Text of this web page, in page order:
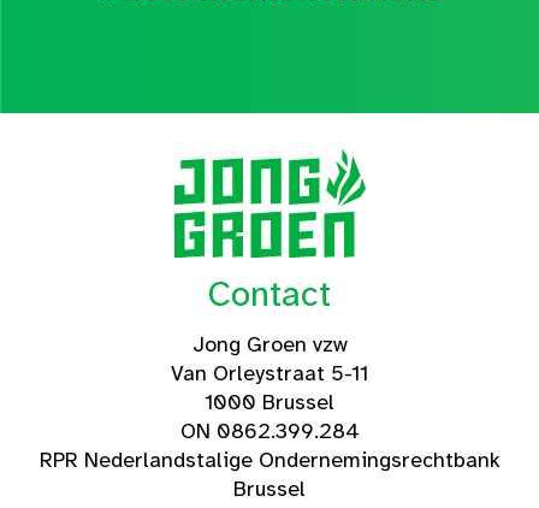
Contact
Jong Groen vzw
Van Orleystraat 5-11
1000 Brussel
ON 0862.399.284
RPR Nederlandstalige Ondernemingsrechtbank
Brussel